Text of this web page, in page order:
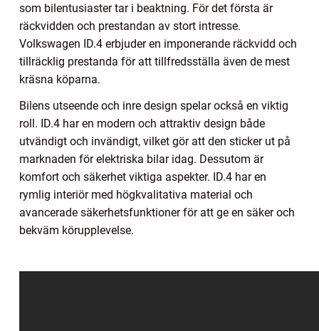
som bilentusiaster tar i beaktning. För det första är
räckvidden och prestandan av stort intresse.
Volkswagen ID.4 erbjuder en imponerande räckvidd och
tillräcklig prestanda för att tillfredsställa även de mest
kräsna köparna.
Bilens utseende och inre design spelar också en viktig
roll. ID.4 har en modern och attraktiv design både
utvändigt och invändigt, vilket gör att den sticker ut på
marknaden för elektriska bilar idag. Dessutom är
komfort och säkerhet viktiga aspekter. ID.4 har en
rymlig interiör med högkvalitativa material och
avancerade säkerhetsfunktioner för att ge en säker och
bekväm körupplevelse.